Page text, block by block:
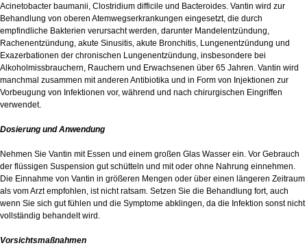
Acinetobacter baumanii, Clostridium difficile und Bacteroides. Vantin wird zur
Behandlung von oberen Atemwegserkrankungen eingesetzt, die durch
empfindliche Bakterien verursacht werden, darunter Mandelentzündung,
Rachenentzündung, akute Sinusitis, akute Bronchitis, Lungenentzündung und
Exazerbationen der chronischen Lungenentzündung, insbesondere bei
Alkoholmissbrauchern, Rauchern und Erwachsenen über 65 Jahren. Vantin wird
manchmal zusammen mit anderen Antibiotika und in Form von Injektionen zur
Vorbeugung von Infektionen vor, während und nach chirurgischen Eingriffen
verwendet.
Dosierung und Anwendung
Nehmen Sie Vantin mit Essen und einem großen Glas Wasser ein. Vor Gebrauch
der flüssigen Suspension gut schütteln und mit oder ohne Nahrung einnehmen.
Die Einnahme von Vantin in größeren Mengen oder über einen längeren Zeitraum
als vom Arzt empfohlen, ist nicht ratsam. Setzen Sie die Behandlung fort, auch
wenn Sie sich gut fühlen und die Symptome abklingen, da die Infektion sonst nicht
vollständig behandelt wird.
Vorsichtsmaßnahmen